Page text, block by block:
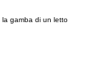
la gamba di un letto